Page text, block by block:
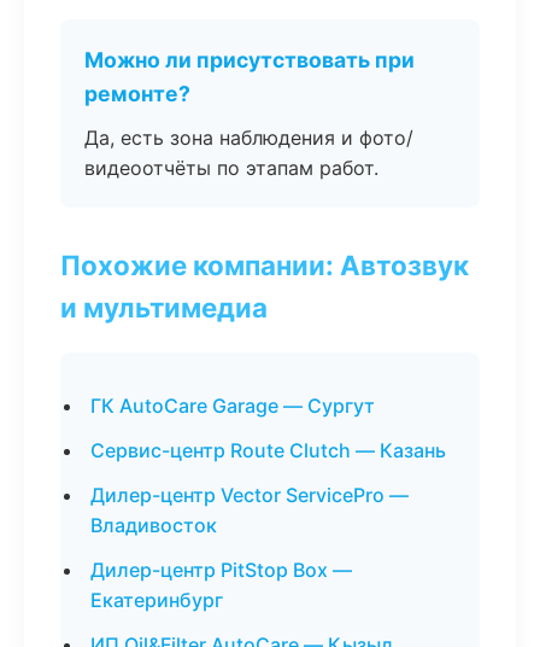
Можно ли присутствовать при
ремонте?
Да, есть зона наблюдения и фото/
видеоотчёты по этапам работ.
Похожие компании: Автозвук
и мультимедиа
ГК AutoCare Garage — Сургут
Сервис-центр Route Clutch — Казань
Дилер-центр Vector ServicePro —
Владивосток
Дилер-центр PitStop Box —
Екатеринбург